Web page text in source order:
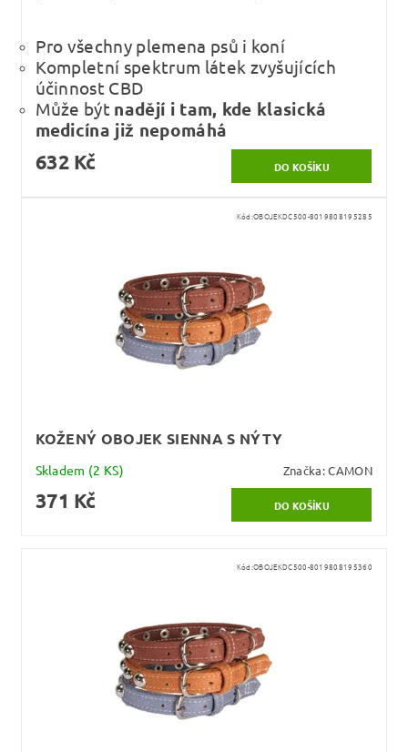
Pro všechny plemena psů i koní
Kompletní spektrum látek zvyšujících
účinnost CBD
Může být nadějí i tam, kde klasická
medicína již nepomáhá
632 Kč
Kód:OBOJEKDC500-8019808195285
KOŽENÝ OBOJEK SIENNA S NÝTY
Skladem (2 KS) Značka:CAMON
371 Kč
Kód:OBOJEKDC500-8019808195360